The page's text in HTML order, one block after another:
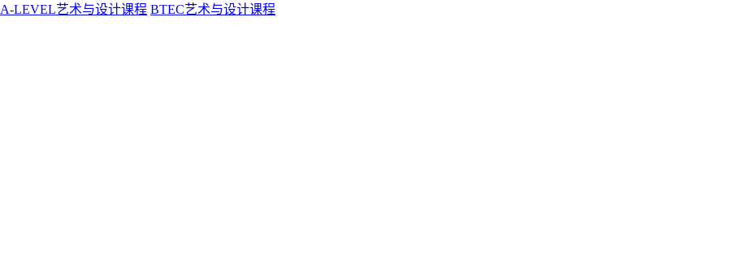
A-LEVEL艺术与设计课程 BTEC艺术与设计课程